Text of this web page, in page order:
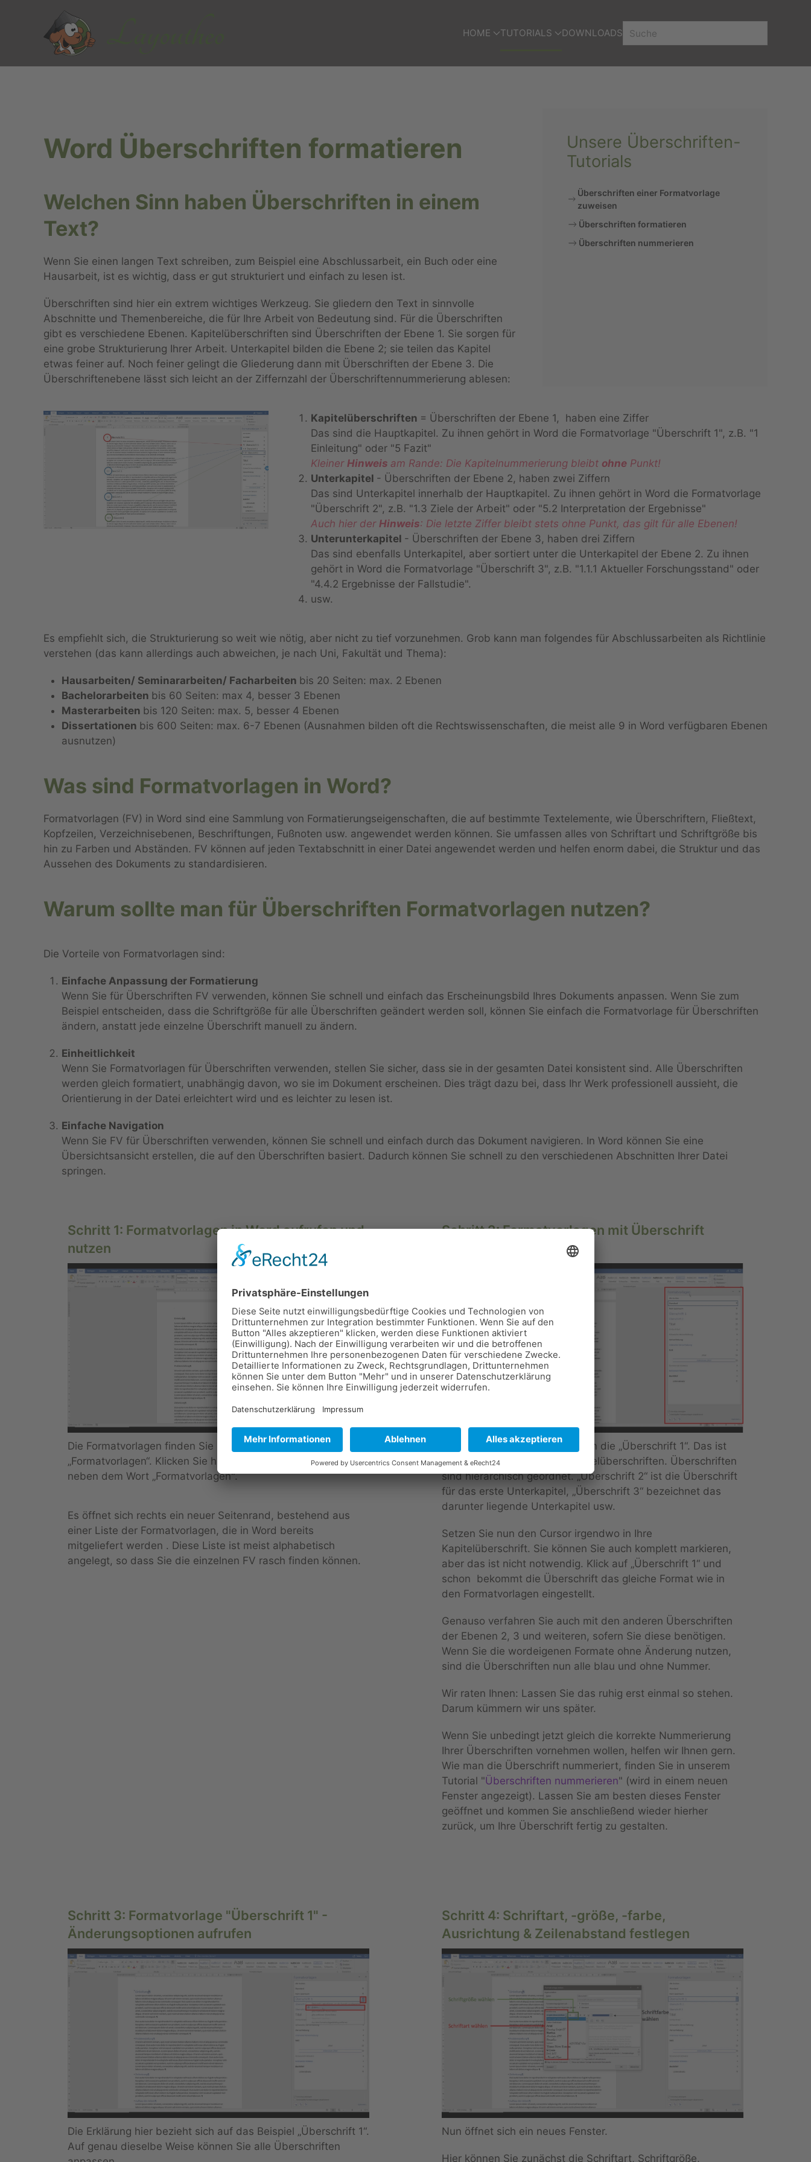
Zum Hauptinhalt springen HOME TUTORIALS DOWNLOADS
Word Überschriften formatieren
Welchen Sinn haben Überschriften in einem
Text?
Wenn Sie einen langen Text schreiben, zum Beispiel eine Abschlussarbeit, ein Buch oder eine
Hausarbeit, ist es wichtig, dass er gut strukturiert und einfach zu lesen ist.
Überschriften sind hier ein extrem wichtiges Werkzeug. Sie gliedern den Text in sinnvolle
Abschnitte und Themenbereiche, die für Ihre Arbeit von Bedeutung sind. Für die Überschriften
gibt es verschiedene Ebenen. Kapitelüberschriften sind Überschriften der Ebene 1. Sie sorgen für
eine grobe Strukturierung Ihrer Arbeit. Unterkapitel bilden die Ebene 2; sie teilen das Kapitel
etwas feiner auf. Noch feiner gelingt die Gliederung dann mit Überschriften der Ebene 3. Die
Überschriftenebene lässt sich leicht an der Ziffernzahl der Überschriftennummerierung ablesen:
Unsere Überschriften-
Tutorials
Überschriften einer Formatvorlage
zuweisen
Überschriften formatieren
Überschriften nummerieren
Kapitelüberschriften = Überschriften der Ebene 1, haben eine Ziffer
Das sind die Hauptkapitel. Zu ihnen gehört in Word die Formatvorlage "Überschrift 1", z.B. "1
Einleitung" oder "5 Fazit"
KleinerHinweis am Rande: Die Kapitelnummerierung bleibt ohne Punkt!
Unterkapitel - Überschriften der Ebene 2, haben zwei Ziffern
Das sind Unterkapitel innerhalb der Hauptkapitel. Zu ihnen gehört in Word die Formatvorlage
"Überschrift 2", z.B. "1.3 Ziele der Arbeit" oder "5.2 Interpretation der Ergebnisse"
Auch hier derHinweis: Die letzte Ziffer bleibt stets ohne Punkt, das gilt für alle Ebenen!
Unterunterkapitel - Überschriften der Ebene 3, haben drei Ziffern
Das sind ebenfalls Unterkapitel, aber sortiert unter die Unterkapitel der Ebene 2. Zu ihnen
gehört in Word die Formatvorlage "Überschrift 3", z.B. "1.1.1 Aktueller Forschungsstand" oder
"4.4.2 Ergebnisse der Fallstudie".
usw.
Es empfiehlt sich, die Strukturierung so weit wie nötig, aber nicht zu tief vorzunehmen. Grob kann man folgendes für Abschlussarbeiten als Richtlinie
verstehen (das kann allerdings auch abweichen, je nach Uni, Fakultät und Thema):
Hausarbeiten/ Seminararbeiten/ Facharbeiten bis 20 Seiten: max. 2 Ebenen
Bachelorarbeiten bis 60 Seiten: max 4, besser 3 Ebenen
Masterarbeiten bis 120 Seiten: max. 5, besser 4 Ebenen
Dissertationen bis 600 Seiten: max. 6-7 Ebenen (Ausnahmen bilden oft die Rechtswissenschaften, die meist alle 9 in Word verfügbaren Ebenen
ausnutzen)
Was sind Formatvorlagen in Word?
Formatvorlagen (FV) in Word sind eine Sammlung von Formatierungseigenschaften, die auf bestimmte Textelemente, wie Überschriftern, Fließtext,
Kopfzeilen, Verzeichnisebenen, Beschriftungen, Fußnoten usw. angewendet werden können. Sie umfassen alles von Schriftart und Schriftgröße bis
hin zu Farben und Abständen. FV können auf jeden Textabschnitt in einer Datei angewendet werden und helfen enorm dabei, die Struktur und das
Aussehen des Dokuments zu standardisieren.
Warum sollte man für Überschriften Formatvorlagen nutzen?
Die Vorteile von Formatvorlagen sind:
Einfache Anpassung der Formatierung
Wenn Sie für Überschriften FV verwenden, können Sie schnell und einfach das Erscheinungsbild Ihres Dokuments anpassen. Wenn Sie zum
Beispiel entscheiden, dass die Schriftgröße für alle Überschriften geändert werden soll, können Sie einfach die Formatvorlage für Überschriften
ändern, anstatt jede einzelne Überschrift manuell zu ändern.
Einheitlichkeit
Wenn Sie Formatvorlagen für Überschriften verwenden, stellen Sie sicher, dass sie in der gesamten Datei konsistent sind. Alle Überschriften
werden gleich formatiert, unabhängig davon, wo sie im Dokument erscheinen. Dies trägt dazu bei, dass Ihr Werk professionell aussieht, die
Orientierung in der Datei erleichtert wird und es leichter zu lesen ist.
Einfache Navigation
Wenn Sie FV für Überschriften verwenden, können Sie schnell und einfach durch das Dokument navigieren. In Word können Sie eine
Übersichtsansicht erstellen, die auf den Überschriften basiert. Dadurch können Sie schnell zu den verschiedenen Abschnitten Ihrer Datei
springen.
Schritt 1: Formatvorlagen in Word aufrufen und
nutzen
Die Formatvorlagen finden Sie im Reiter START unter
„Formatvorlagen“. Klicken Sie hier auf den kleinen Pfeil rechts
neben dem Wort „Formatvorlagen".
Es öffnet sich rechts ein neuer Seitenrand, bestehend aus
einer Liste der Formatvorlagen, die in Word bereits
mitgeliefert werden . Diese Liste ist meist alphabetisch
angelegt, so dass Sie die einzelnen FV rasch finden können.
Schritt 2: Formatvorlagen mit Überschrift
Darin findet man unter anderem die „Überschrift 1“. Das ist
die Formatvorlage für die Kapitelüberschriften. Überschriften
sind hierarchisch geordnet. „Überschrift 2“ ist die Überschrift
für das erste Unterkapitel, „Überschrift 3“ bezeichnet das
darunter liegende Unterkapitel usw.
Setzen Sie nun den Cursor irgendwo in Ihre
Kapitelüberschrift. Sie können Sie auch komplett markieren,
aber das ist nicht notwendig. Klick auf „Überschrift 1“ und
schon bekommt die Überschrift das gleiche Format wie in
den Formatvorlagen eingestellt.
Genauso verfahren Sie auch mit den anderen Überschriften
der Ebenen 2, 3 und weiteren, sofern Sie diese benötigen.
Wenn Sie die wordeigenen Formate ohne Änderung nutzen,
sind die Überschriften nun alle blau und ohne Nummer.
Wir raten Ihnen: Lassen Sie das ruhig erst einmal so stehen.
Darum kümmern wir uns später.
Wenn Sie unbedingt jetzt gleich die korrekte Nummerierung
Ihrer Überschriften vornehmen wollen, helfen wir Ihnen gern.
Wie man die Überschrift nummeriert, finden Sie in unserem
Tutorial "Überschriften nummerieren" (wird in einem neuen
Fenster angezeigt). Lassen Sie am besten dieses Fenster
geöffnet und kommen Sie anschließend wieder hierher
zurück, um Ihre Überschrift fertig zu gestalten.
Schritt 3: Formatvorlage "Überschrift 1" -
Änderungsoptionen aufrufen
Die Erklärung hier bezieht sich auf das Beispiel „Überschrift 1“.
Auf genau dieselbe Weise können Sie alle Überschriften
Schritt 4: Schriftart, -größe, -farbe,
Ausrichtung & Zeilenabstand festlegen
Nun öffnet sich ein neues Fenster.
Hier können Sie zunächst die Schriftart, Schriftgröße,